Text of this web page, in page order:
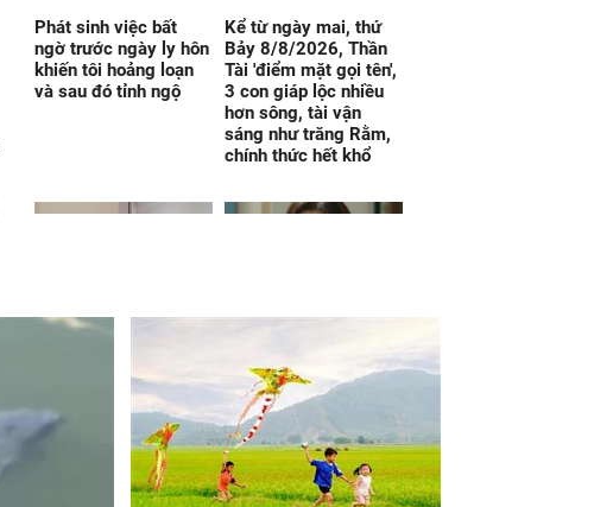
Phát sinh việc bất
ngờ trước ngày ly hôn
khiến tôi hoảng loạn
và sau đó tỉnh ngộ
Kể từ ngày mai, thứ
Bảy 8/8/2026, Thần
Tài 'điểm mặt gọi tên',
3 con giáp lộc nhiều
hơn sông, tài vận
sáng như trăng Rằm,
chính thức hết khổ
Xét nghiệm để kiểm
tra máu tương thích
với con, chồng nghẹn
ngào tiết lộ bí mật
Lấy nhầm chồng rồi
trở thành trụ cột gia
đình, tôi rút ra bài học
về hôn nhân